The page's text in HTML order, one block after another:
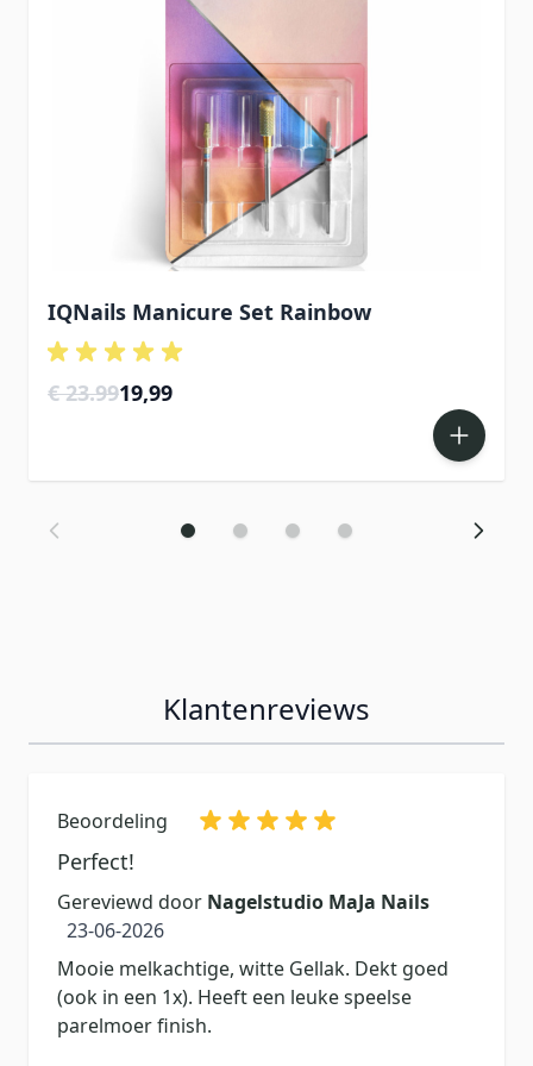
IQNails Manicure Set Rainbow
€ 23.99Special Price
19,99
Klantenreviews
Beoordeling
Perfect!
Gereviewd door Nagelstudio MaJa Nails
23 juni 2026
23-06-2026
Mooie melkachtige, witte Gellak. Dekt goed
(ook in een 1x). Heeft een leuke speelse
parelmoer finish.